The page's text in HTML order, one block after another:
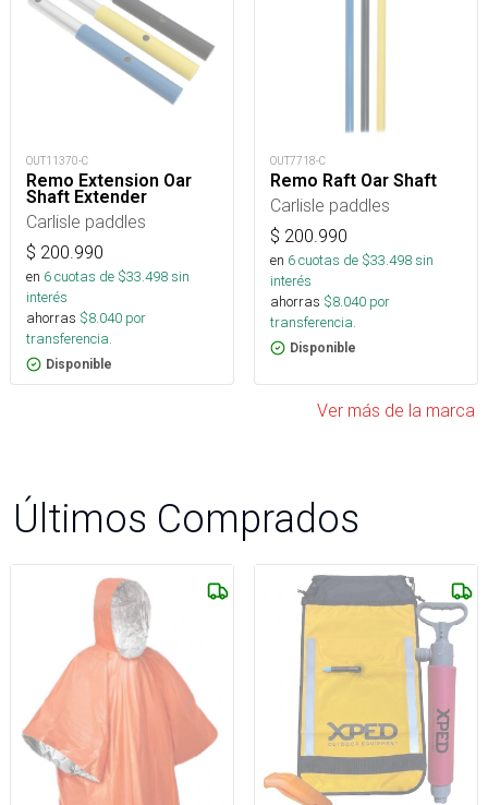
OUT11370-C
Remo Extension Oar
Shaft Extender
Carlisle paddles
$ 200.990
en 6cuotas de $33.498sin
interés
ahorras $8.040 por
transferencia.
Disponible
OUT7718-C
Remo Raft Oar Shaft
Carlisle paddles
$ 200.990
en 6cuotas de $33.498sin
interés
ahorras $8.040 por
transferencia.
Disponible
Ver más de la marca
Últimos Comprados